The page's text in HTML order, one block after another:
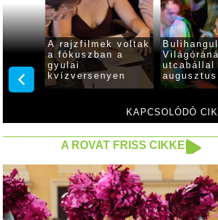
KAPCSOLÓDÓ
A rajzfilmek voltak
a fókuszban a
gyulai
kvízversenyen
utcabállal
A ROVAT FRISS CIKKEI